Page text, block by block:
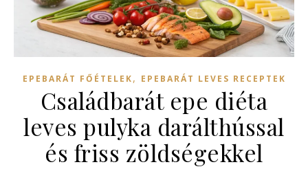
EPEBARÁT FŐÉTELEK, EPEBARÁT LEVES RECEPTEK
Családbarát epe diéta
leves pulyka darálthússal
és friss zöldségekkel